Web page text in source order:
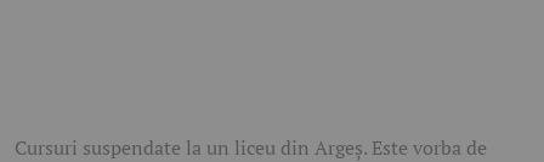
Cursuri suspendate la un liceu din Argeș. Este vorba de